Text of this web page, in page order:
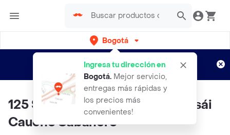
Bogotá
Ingresa tu dirección en
Bogotá. Mejor servicio,
entregas más rápidas y
los precios más
convenientes!
envíos gratis por semanas
Aplican TyC
125 Semillas Orgánicas De Bonsái
Caucho Sabanero